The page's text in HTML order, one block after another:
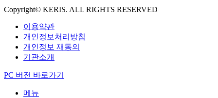
Copyright© KERIS. ALL RIGHTS RESERVED
이용약관
개인정보처리방침
개인정보 재동의
기관소개
PC 버전 바로가기
메뉴